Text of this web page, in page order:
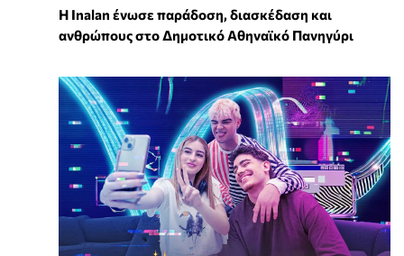
Η Inalan ένωσε παράδοση, διασκέδαση και
ανθρώπους στο Δημοτικό Αθηναϊκό Πανηγύρι